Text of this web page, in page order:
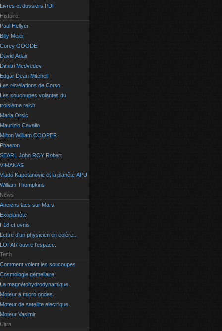
Livres et dossiers PDF
Histoire.
Paul Hellyer
Billy Meier
Corey GOODE
David Adair
Dimitri Medvedev
Edgar Dean Mitchell
Les révélations de Corso
Les soucoupes volantes du
troisième reich
Maria Orsic
Maurizio Cavallo
Milton William COOPER
Phaeton
SEARL John ROY Robert
VIMANAS
Vlado Kapetanovic et la planête APU
William Thompkins
News
Anciens lacs sur Mars
Exoplanète
F18 et ovnis
Lettre d'un physicien en colère..
LOFAR ouvre l'espace.
Tech
Comment volent les soucoupes
Cosmologie gémellaire
La magnétohydrodynamique.
Moteur à micro ondes.
Moteur de satellite electrique.
Moteur Vasimir
Ultra